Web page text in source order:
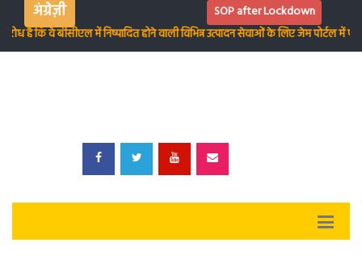
अंग्रेज़ी
SOP after Lockdown
कि वे बीसीएल में निष्पादित होने वाली विभिन्न उत्पादन सेवाओं के लिए जेम पोर्टल में